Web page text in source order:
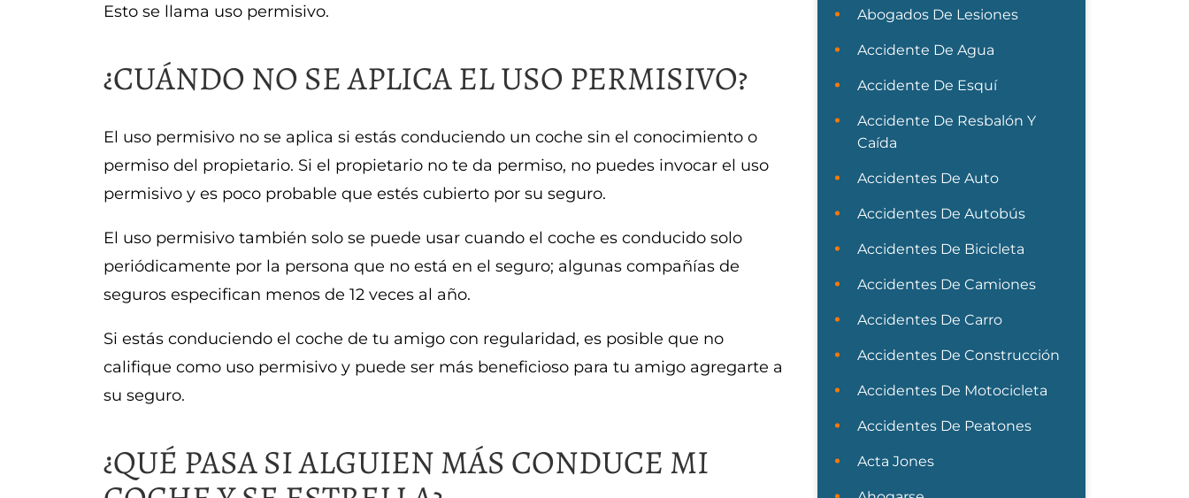
Esto se llama uso permisivo.
¿CUÁNDO NO SE APLICA EL USO PERMISIVO?
El uso permisivo no se aplica si estás conduciendo un coche sin el conocimiento o
permiso del propietario. Si el propietario no te da permiso, no puedes invocar el uso
permisivo y es poco probable que estés cubierto por su seguro.
El uso permisivo también solo se puede usar cuando el coche es conducido solo
periódicamente por la persona que no está en el seguro; algunas compañías de
seguros especifican menos de 12 veces al año.
Si estás conduciendo el coche de tu amigo con regularidad, es posible que no
califique como uso permisivo y puede ser más beneficioso para tu amigo agregarte a
su seguro.
¿QUÉ PASA SI ALGUIEN MÁS CONDUCE MI
Abogados De Lesiones
Accidente De Agua
Accidente De Esquí
Accidente De Resbalón Y
Caída
Accidentes De Auto
Accidentes De Autobús
Accidentes De Bicicleta
Accidentes De Camiones
Accidentes De Carro
Accidentes De Construcción
Accidentes De Motocicleta
Accidentes De Peatones
Acta Jones